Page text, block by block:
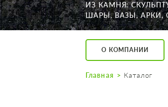
ИЗ КАМНЯ:
ШАРЫ, ВАЗЫ, АРКИ,
О КОМПАНИИ
Главная Каталог